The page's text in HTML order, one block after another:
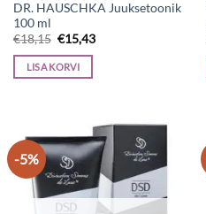
DR. HAUSCHKA Juuksetoonik
100 ml
€18,15 Algne
hind
oli:
€18,15.
€15,43Current
LISA KORVI
-5%